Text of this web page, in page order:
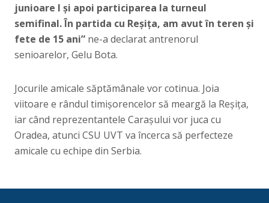
junioare I și apoi participarea la turneul
semifinal. În partida cu Reșița, am avut în teren și
fete de 15 ani” ne-a declarat antrenorul
senioarelor, Gelu Bota.
Jocurile amicale săptămânale vor cotinua. Joia
viitoare e rândul timișorencelor să meargă la Reșița,
iar când reprezentantele Carașului vor juca cu
Oradea, atunci CSU UVT va încerca să perfecteze
amicale cu echipe din Serbia.